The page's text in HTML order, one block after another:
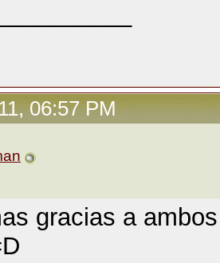
06:57 PM
gracias a